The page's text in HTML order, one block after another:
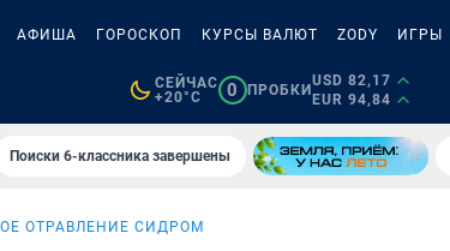
АФИША ГОРОСКОП КУРСЫ ВАЛЮТ ZODY ИГРЫ
СЕЙЧАС
+20°C
0 ПРОБКИ
USD 82,17
EUR 94,84
Поиски 6-классника завершены
ОТРАВЛЕНИЕ СИДРОМ